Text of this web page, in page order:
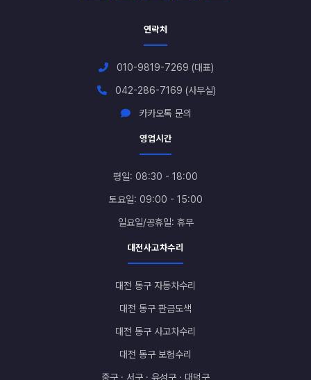
연락처
010-9819-7269 (대표)
042-286-7169 (사무실)
카카오톡 문의
영업시간
평일: 08:30 - 18:00
토요일: 09:00 - 15:00
일요일/공휴일: 휴무
대전사고차수리
대전 동구 자동차수리
대전 동구 판금도색
대전 동구 사고차수리
대전 동구 보험수리
중구 · 서구 · 유성구 · 대덕구